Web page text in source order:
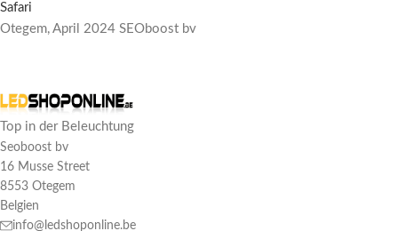
Safari
Otegem, April 2024 SEOboost bv
Top in der Beleuchtung
Seoboost bv
16 Musse Street
8553 Otegem
Belgien
info@ledshoponline.be